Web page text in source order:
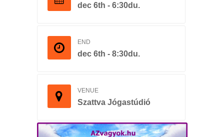
dec 6th - 6:30du.
END
dec 6th - 8:30du.
VENUE
Szattva Jógastúdió